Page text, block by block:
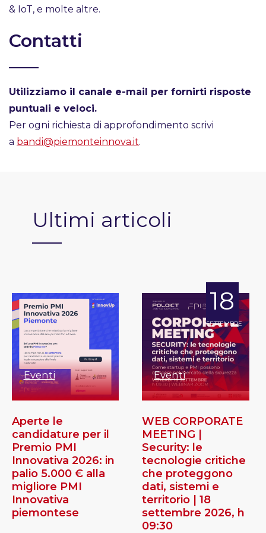
& IoT, e molte altre.
Contatti
Utilizziamo il canale e-mail per fornirti risposte
puntuali e veloci.
Per ogni richiesta di approfondimento scrivi
a bandi@piemonteinnova.it.
Ultimi articoli
Eventi
Aperte le
candidature per il
Premio PMI
Innovativa 2026: in
palio 5.000 € alla
migliore PMI
Innovativa
piemontese
18
SETTEMBRE
Eventi
WEB CORPORATE
MEETING |
Security: le
tecnologie critiche
che proteggono
dati, sistemi e
territorio | 18
settembre 2026, h
09:30